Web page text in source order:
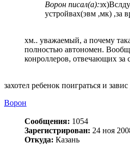
Ворон писал(а):
устройвах(эвм ,мк) ,за
хм.. уважаемый, а почему
полностью автономен.
конроллеров, отвечающих
захотел ребенок поиграться и
Ворон
Сообщения: 1054
Зарегистрирован: 24 ноя
Откуда: Казань